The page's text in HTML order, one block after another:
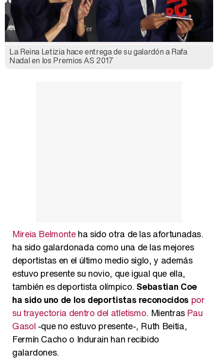
La Reina Letizia hace entrega de su galardón a Rafa
Nadal en los Premios AS 2017
Mireia Belmonteha sido otra de las afortunadas.
ha sido galardonada como una de las mejores
deportistas en el último medio siglo, y además
estuvo presente su novio, que igual que ella,
también es deportista olímpico. Sebastian Coe
ha sido uno de los deportistas reconocidos por
su trayectoria dentro del atletismo. Mientras Pau
Gasol -que no estuvo presente-, Ruth Beitia,
Fermín Cacho o Indurain han recibido
galardones.